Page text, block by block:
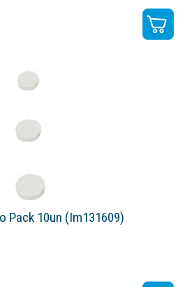
Pack 10un (im131609)